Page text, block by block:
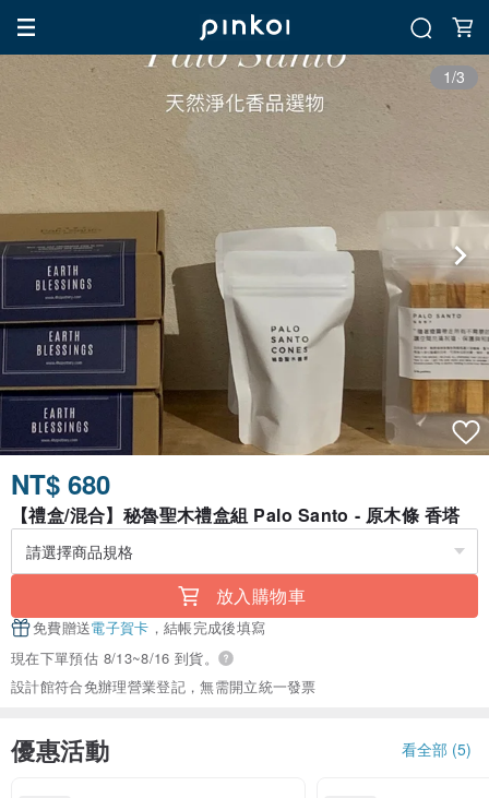
1/3
NT$ 680
【禮盒/混合】秘魯聖木禮盒組 Palo Santo - 原木條 香塔
放入購物車
免費贈送電子賀卡 ，結帳完成後填寫
現在下單預估 8/13~8/16 到貨。
設計館符合免辦理營業登記，無需開立統一發票
優惠活動 看全部 (5)